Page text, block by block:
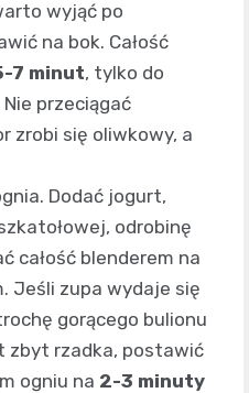
wyjąć po
na bok. Całość
7 minut, tylko do
przeciągać
zrobi się oliwkowy, a
Dodać jogurt,
odrobinę
całość blenderem na
Jeśli zupa wydaje się
gorącego bulionu
zbyt rzadka, postawić
ogniu na 2-3 minuty